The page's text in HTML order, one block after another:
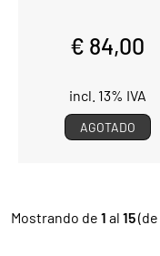
€ 84,00
incl. 13% IVA
AGOTADO
Mostrando de 1 al 15(de